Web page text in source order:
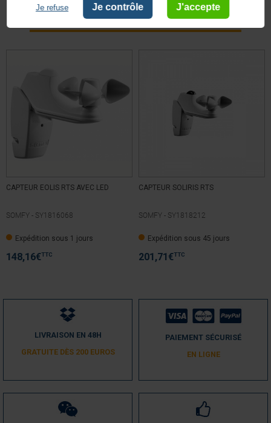
avis soumis à un
étoiles
étoiles
étoile
Trier les avis
Avis vérifié
Rapport qualité-prix intéressant
Par défaut il est réglé sur 2 (oscillation du vent), en faisant le test à
il se referme lorsque les premiers gros coups de vent arrivent.
Signaler
Autres produits - Commande Somfy Radio RTS
CAPTEUR EOLIS RTS AVEC LED
SOMFY - SY1816068
Expédition sous 1 jours
148,16€TTC
CAPTEUR SOLIRIS RTS
SOMFY - SY1818212
Expédition sous 45 jours
201,71 €TTC
LIVRAISON EN 48H
GRATUITE DÈS 200 EUROS
PAIEMENT SÉCURISÉ
EN LIGNE
Je refuse Je contrôle J'accepte